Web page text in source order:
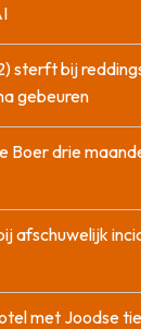
sterft bij
gebeuren
Boer drie
afschuwelijk
met Joodse